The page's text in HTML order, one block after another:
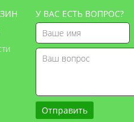
У ВАС ЕСТЬ ВОПРОС?
Отправить